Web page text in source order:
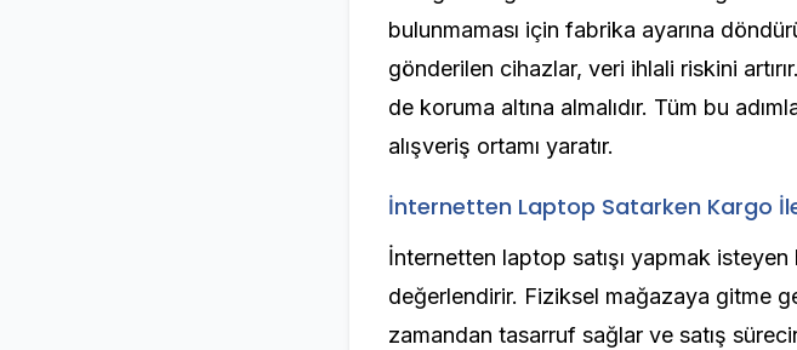
bulunmaması için fabrika ayarına
gönderilen cihazlar, veri ihlali riskini
de koruma altına almalıdır. Tüm bu
alışveriş ortamı yaratır.
İnternetten Laptop Satarken Kargo
İnternetten laptop satışı yapmak
değerlendirir. Fiziksel mağazaya gitme
zamandan tasarruf sağlar ve satış